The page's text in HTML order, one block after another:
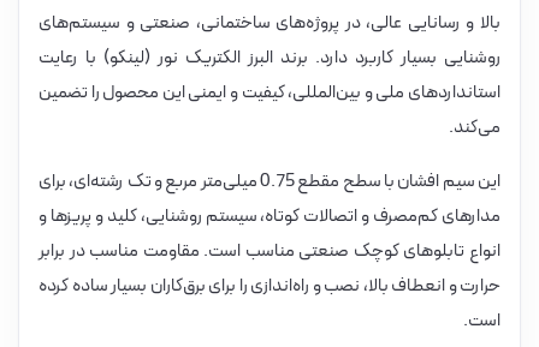
بالا و رسانایی عالی، در پروژه‌های ساختمانی، صنعتی و سیستم‌های
روشنایی بسیار کاربرد دارد. برند البرز الکتریک نور (لینکو) با رعایت
استانداردهای ملی و بین‌المللی، کیفیت و ایمنی این محصول را تضمین
می‌کند.
این سیم افشان با سطح مقطع 0.75 میلی‌متر مربع و تک رشته‌ای، برای
مدارهای کم‌مصرف و اتصالات کوتاه، سیستم روشنایی، کلید و پریزها و
انواع تابلوهای کوچک صنعتی مناسب است. مقاومت مناسب در برابر
حرارت و انعطاف بالا، نصب و راه‌اندازی را برای برق‌کاران بسیار ساده کرده
است.